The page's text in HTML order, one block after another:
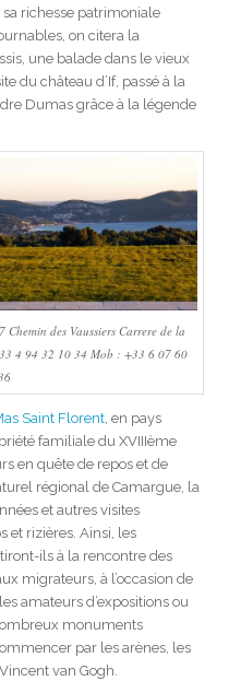
richesse patrimoniale
on citera la
une balade dans le vieux
du château d’If, passé à la
Dumas grâce à la légende
des Vaussiers Carrere de la
4 94 32 10 34 Mob : +33 6 07 60
Saint Florent, en pays
familiale du XVIIIème
en quête de repos et de
régional de Camargue, la
et autres visites
et rizières. Ainsi, les
ils à la rencontre des
migrateurs, à l’occasion de
amateurs d’expositions ou
monuments
par les arènes, les
van Gogh.